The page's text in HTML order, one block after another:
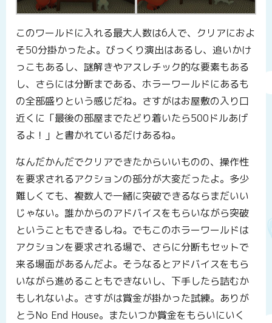
このワールドに入れる最大人数は6人で、クリアにおよ
そ50分掛かったよ。びっくり演出はあるし、追いかけ
っこもあるし、謎解きやアスレチック的な要素もある
し、さらには分断まである、ホラーワールドにあるも
の全部盛りという感じだね。さすがはお屋敷の入り口
近くに「最後の部屋までたどり着いたら500ドルあげ
るよ！」と書かれているだけあるね。
なんだかんだでクリアできたからいいものの、操作性
を要求されるアクションの部分が大変だったよ。多少
難しくても、複数人で一緒に突破できるならまだいい
じゃない。誰かからのアドバイスをもらいながら突破
ということもできるしね。でもこのホラーワールドは
アクションを要求される場で、さらに分断もセットで
来る場面があるんだよ。そうなるとアドバイスをもら
いながら進めることもできないし、下手したら詰むか
もしれないよ。さすがは賞金が掛かった試練。ありが
とうNo End House。またいつか賞金をもらいにいく